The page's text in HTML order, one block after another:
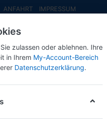
ANFAHRT IMPRESSUM
NEUHEITEN
Busch
zulassen oder ablehnen. Ihre
in Ihrem My-Account-Bereich
Datenschutzerklärung.